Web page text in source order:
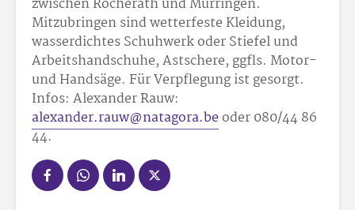
zwischen Rocherath und Mürringen.
Mitzubringen sind wetterfeste Kleidung,
wasserdichtes Schuhwerk oder Stiefel und
Arbeitshandschuhe, Astschere, ggfls. Motor-
und Handsäge. Für Verpflegung ist gesorgt.
Infos: Alexander Rauw:
alexander.rauw@natagora.beoder 080/44 86
44.